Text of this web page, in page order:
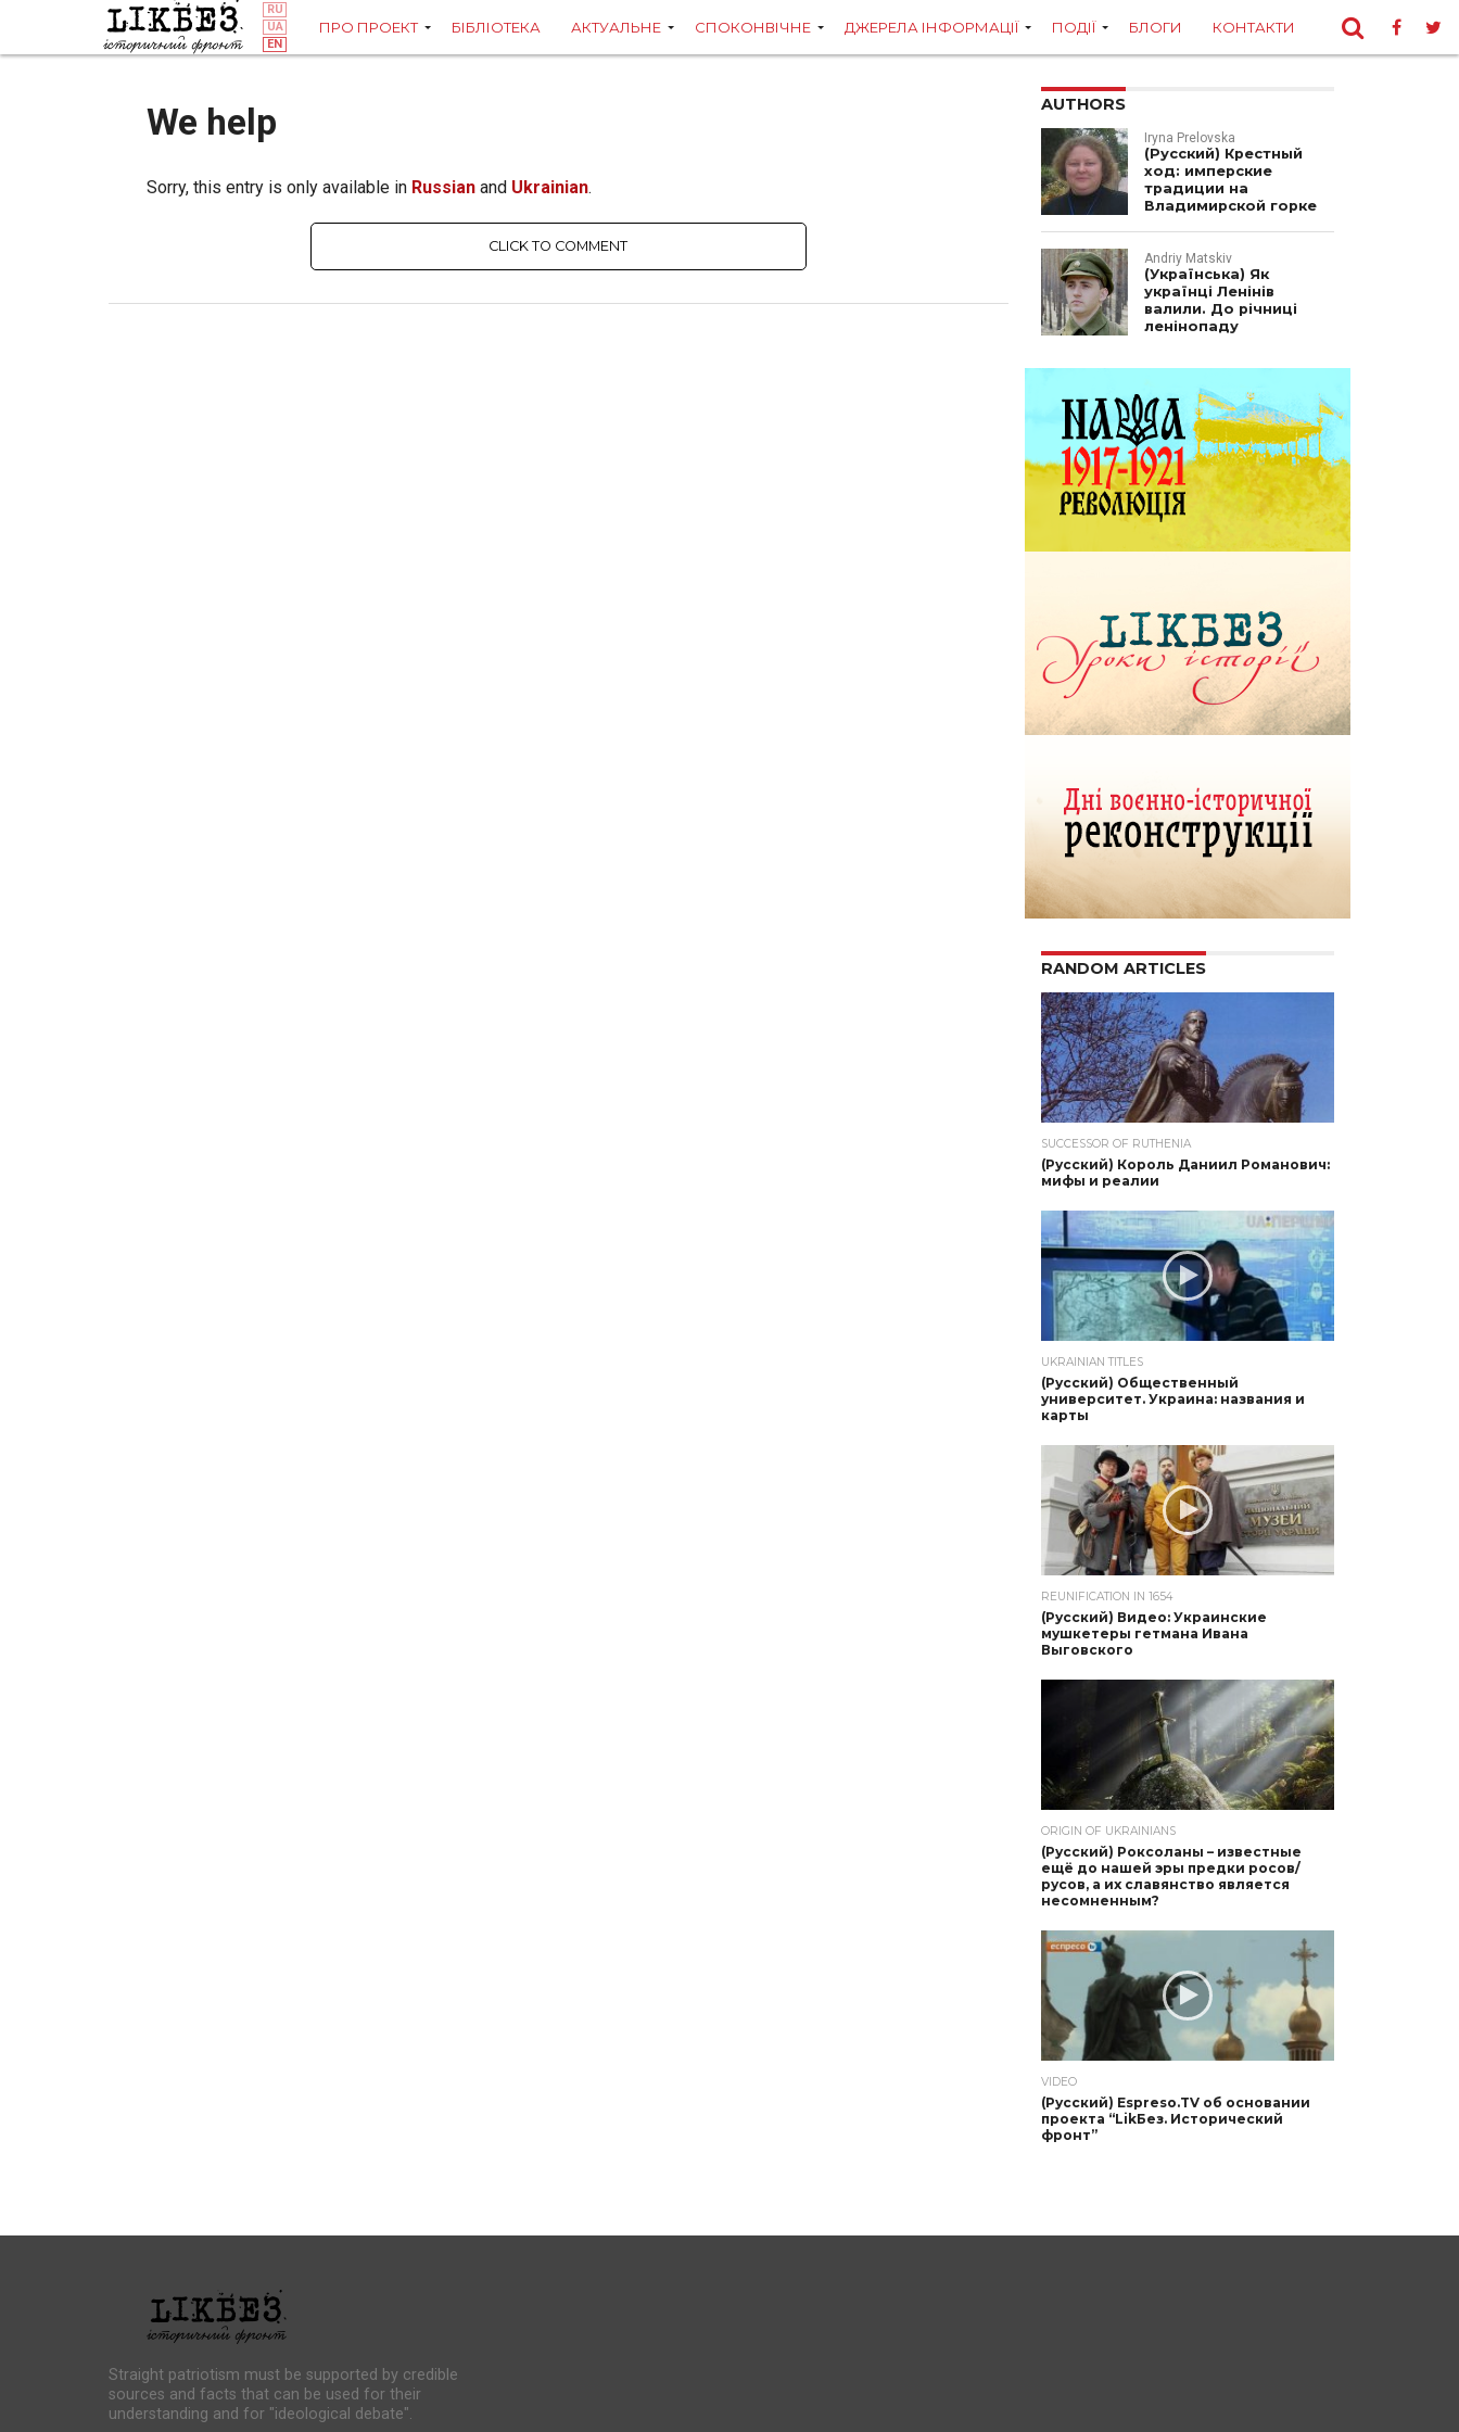
ПРО ПРОЕКТ БІБЛІОТЕКА АКТУАЛЬНЕ СПОКОНВІЧНЕ ДЖЕРЕЛА ІНФОРМАЦІЇ ПОДІЇ БЛОГИ КОНТАКТИ
We help
Sorry, this entry is only available in Russianand Ukrainian.
CLICK TO COMMENT
AUTHORS
Iryna Prelovska
(Русский) Крестный
ход: имперские
традиции на
Владимирской горке
Andriy Matskiv
(Українська) Як
українці Ленінів
валили. До річниці
ленінопаду
RANDOM ARTICLES
SUCCESSOR OF RUTHENIA
(Русский) Король Даниил Романович:
мифы и реалии
UKRAINIAN TITLES
(Русский) Общественный
университет. Украина: названия и
карты
REUNIFICATION IN 1654
(Русский) Видео: Украинские
мушкетеры гетмана Ивана
Выговского
ORIGIN OF UKRAINIANS
(Русский) Роксоланы – известные
ещё до нашей эры предки росов/
русов, а их славянство является
несомненным?
VIDEO
(Русский) Espreso.TV об основании
проекта “LikБез. Исторический
фронт”
Straight patriotism must be supported by credible
sources and facts that can be used for their
understanding and for "ideological debate".